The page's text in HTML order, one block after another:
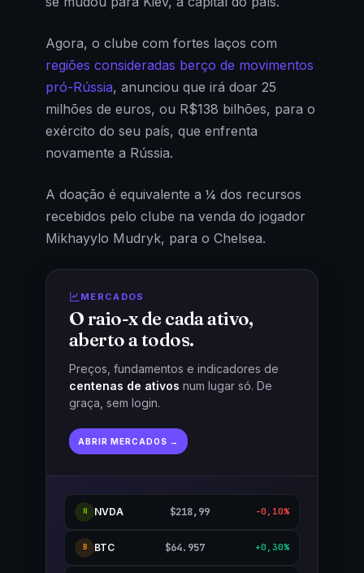
Agora, o clube com fortes laços com
regiões consideradas berço de movimentos
pró-Rússia, anunciou que irá doar 25
milhões de euros, ou R$138 bilhões, para o
exército do seu país, que enfrenta
novamente a Rússia.
A doação é equivalente a ¼ dos recursos
recebidos pelo clube na venda do jogador
Mikhayylo Mudryk, para o Chelsea.
MERCADOS
O raio-x de cada ativo,
aberto a todos.
Preços, fundamentos e indicadores de
centenas de ativos num lugar só. De
graça, sem login.
ABRIR MERCADOS →
N NVDA $218,99 -0,10%
B BTC $64.957 +0,30%